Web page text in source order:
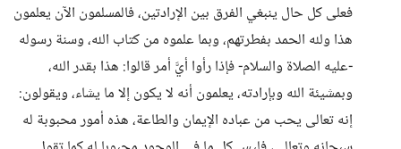
فعلى كل حال ينبغي الفرق بين الإرادتين، فالمسلمون الآن يعلمون
هذا ولله الحمد بفطرتهم، وبما علموه من كتاب الله، وسنة رسوله
-عليه الصلاة والسلام- فإذا رأوا أيَّ أمر قالوا: هذا بقدر الله،
وبمشيئة الله وبإرادته، يعلمون أنه لا يكون إلا ما يشاء، ويقولون:
إنه تعالى يحب من عباده الإيمان والطاعة، هذه أمور محبوبة له